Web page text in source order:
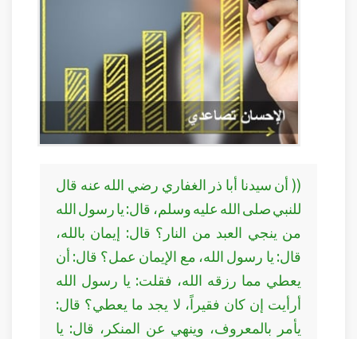
(( أن سيدنا أبا ذر الغفاري رضي الله عنه قال
للنبي صلى الله عليه وسلم، قال: يا رسول الله
من ينجي العبد من النار؟ قال: إيمان بالله،
قال: يا رسول الله، مع الإيمان عمل؟ قال: أن
يعطي مما رزقه الله، فقلت: يا رسول الله
أرأيت إن كان فقيراً، لا يجد ما يعطي؟ قال:
يأمر بالمعروف، وينهي عن المنكر، قال: يا